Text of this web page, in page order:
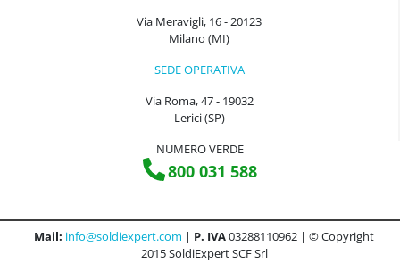
Via Meravigli, 16 - 20123
Milano (MI)
SEDE OPERATIVA
Via Roma, 47 - 19032
Lerici (SP)
NUMERO VERDE
800 031 588
Mail: info@soldiexpert.com | P. IVA03288110962 | © Copyright
2015 SoldiExpert SCF Srl